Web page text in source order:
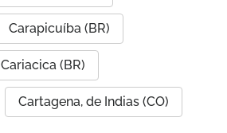
Carapicuíba (BR)
Cariacica (BR)
Cartagena, de Indias (CO)